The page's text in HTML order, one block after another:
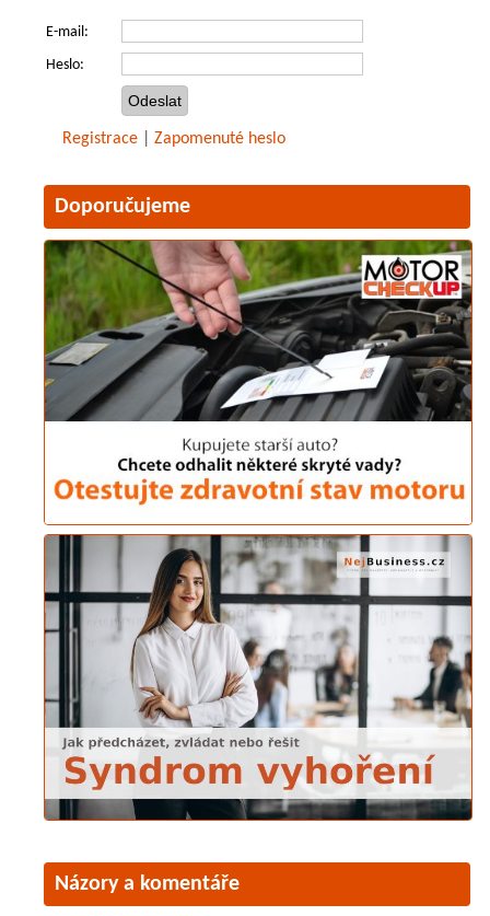
E-mail:
Heslo:
Registrace Zapomenuté heslo
Doporučujeme
Názory a komentáře